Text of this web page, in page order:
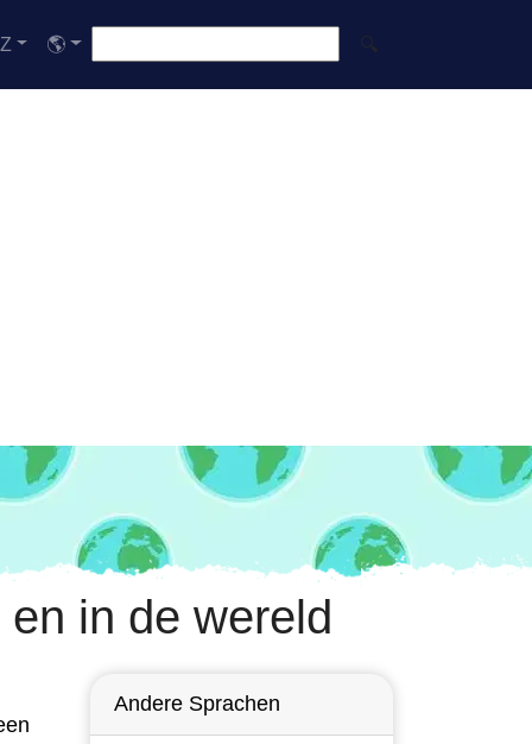
🌎
in de wereld
Andere Sprachen